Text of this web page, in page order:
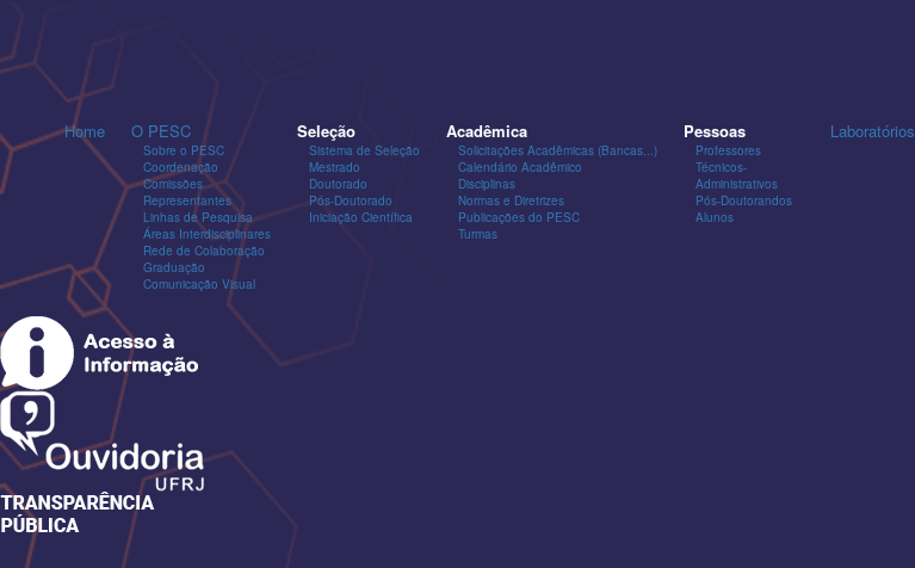
Home O PESC
Sobre o PESC
Coordenação
Comissões
Representantes
Linhas de Pesquisa
Áreas Interdisciplinares
Rede de Colaboração
Graduação
Comunicação Visual
Seleção
Sistema de Seleção
Mestrado
Doutorado
Pós-Doutorado
Iniciação Científica
Acadêmica
Solicitações Acadêmicas (Bancas...)
Calendário Acadêmico
Disciplinas
Normas e Diretrizes
Publicações do PESC
Turmas
Pessoas
Professores
Técnicos-
Administrativos
Pós-Doutorandos
Alunos
Laboratórios